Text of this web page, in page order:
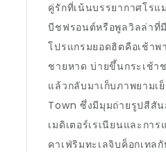
คู่รักที่เน้นบรรยากาศโร
บีชฟรอนต์หรือพูลวิลล่าที่
โปรแกรมยอดฮิตคือเช้าพ
ชายหาด บ่ายขึ้นกระเช้า
แล้วกลับมาเก็บภาพยาม
Town ซึ่งมีมุมถ่ายรูปสีสั
เมดิเตอร์เรเนียนและกา
คาเฟ่ริมทะเลจิบค็อกเทล